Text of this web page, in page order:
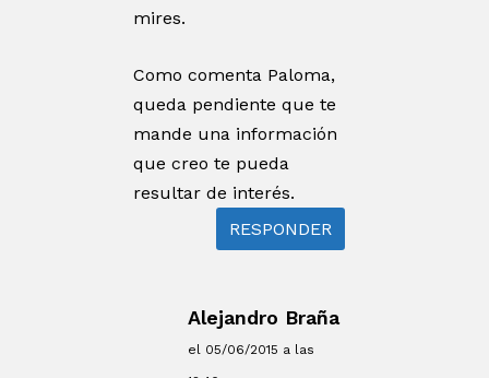
mires.
Como comenta Paloma,
queda pendiente que te
mande una información
que creo te pueda
resultar de interés.
RESPONDER
Alejandro Braña
el 05/06/2015 a las